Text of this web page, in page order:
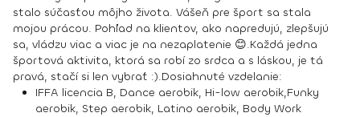
stalo súčasťou môjho života. Vášeň pre šport sa stala
mojou prácou. Pohľad na klientov, ako napredujú, zlepšujú
sa, vládzu viac a viac je na nezaplatenie 😊.Každá jedna
športová aktivita, ktorá sa robí zo srdca a s láskou, je tá
pravá, stačí si len vybrať :).Dosiahnuté vzdelanie:
IFFA licencia B, Dance aerobik, Hi-low aerobik,Funky
aerobik, Step aerobik, Latino aerobik, Body Work